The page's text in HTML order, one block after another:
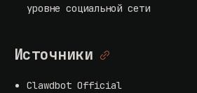
уровне социальной сети
Источники
Clawdbot Official